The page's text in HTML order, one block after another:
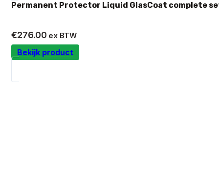
Permanent Protector Liquid GlasCoat complete
€276.00 ex BTW
Bekijk product